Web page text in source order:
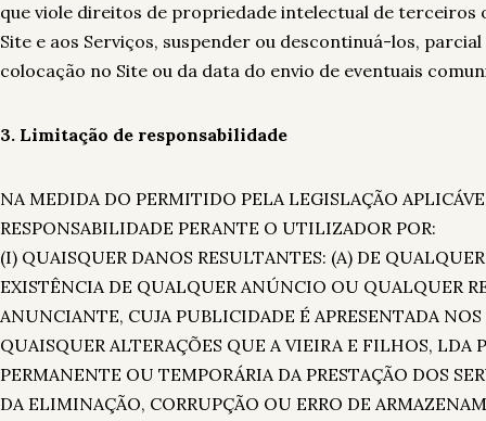
que viole direitos de propriedade intelectual de terceiros
Site e aos Serviços, suspender ou descontinuá-los,
colocação no Site ou da data do envio de eventuais
3. Limitação de responsabilidade
NA MEDIDA DO PERMITIDO PELA LEGISLAÇÃO
RESPONSABILIDADE PERANTE O UTILIZADOR POR:
(I) QUAISQUER DANOS RESULTANTES: (A) DE
EXISTÊNCIA DE QUALQUER ANÚNCIO OU QUALQUER
ANUNCIANTE, CUJA PUBLICIDADE É APRESENTADA
QUAISQUER ALTERAÇÕES QUE A VIEIRA E FILHOS, LDA
PERMANENTE OU TEMPORÁRIA DA PRESTAÇÃO DOS
DA ELIMINAÇÃO, CORRUPÇÃO OU ERRO DE